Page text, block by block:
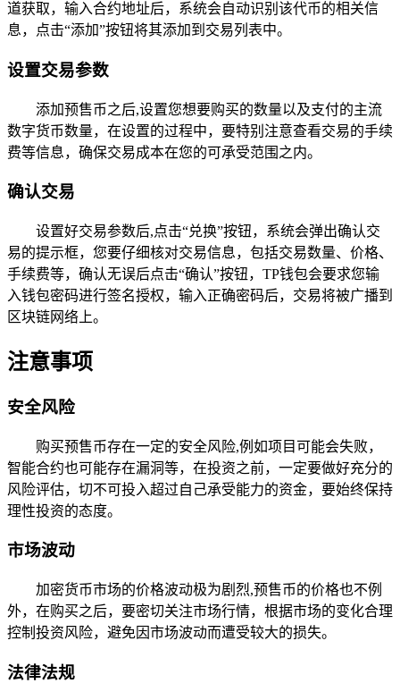
道获取，输入合约地址后，系统会自动识别该代币的相关信
息，点击“添加”按钮将其添加到交易列表中。
设置交易参数
添加预售币之后,设置您想要购买的数量以及支付的主流
数字货币数量，在设置的过程中，要特别注意查看交易的手续
费等信息，确保交易成本在您的可承受范围之内。
确认交易
设置好交易参数后,点击“兑换”按钮，系统会弹出确认交
易的提示框，您要仔细核对交易信息，包括交易数量、价格、
手续费等，确认无误后点击“确认”按钮，TP钱包会要求您输
入钱包密码进行签名授权，输入正确密码后，交易将被广播到
区块链网络上。
注意事项
安全风险
购买预售币存在一定的安全风险,例如项目可能会失败，
智能合约也可能存在漏洞等，在投资之前，一定要做好充分的
风险评估，切不可投入超过自己承受能力的资金，要始终保持
理性投资的态度。
市场波动
加密货币市场的价格波动极为剧烈,预售币的价格也不例
外，在购买之后，要密切关注市场行情，根据市场的变化合理
控制投资风险，避免因市场波动而遭受较大的损失。
法律法规